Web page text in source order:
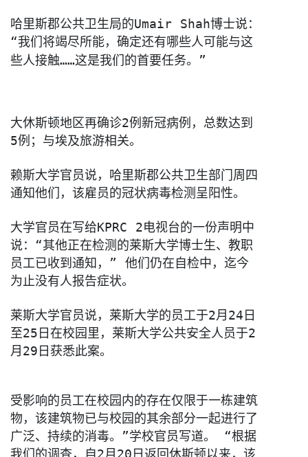
哈里斯郡公共卫生局的Umair Shah博士说：
“我们将竭尽所能， 确定还有哪些人可能与这
些人接触……这是我们的首要任务。”
大休斯顿地区再确诊2例新冠病例，总数达到
5例；与埃及旅游相关。
赖斯大学官员说，哈里斯郡公共卫生部门周四
通知他们， 该雇员的冠状病毒检测呈阳性。
大学官员在写给KPRC 2电视台的一份声明中
说：“其他正在检测的莱斯大学博士生、 教职
员工已收到通知，” 他们仍在自检中，迄今
为止没有人报告症状。
莱斯大学官员说，莱斯大学的员工于2月24日
至25日在校园里， 莱斯大学公共安全人员于2
月29日获悉此案。
受影响的员工在校园内的存在仅限于一栋建筑
物， 该建筑物已与校园的其余部分一起进行了
广泛、持续的消毒。”学校官员写道。 “根据
我们的调查，自2月20日返回休斯顿以来， 该